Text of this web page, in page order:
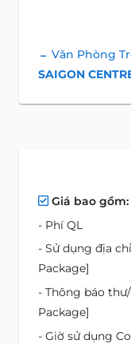
Văn Phòng
SAIGON
Giá bao gồm:
- Phí QL
- Sử dụng địa
Package]
- Thông báo
Package]
- Giờ sử dụng